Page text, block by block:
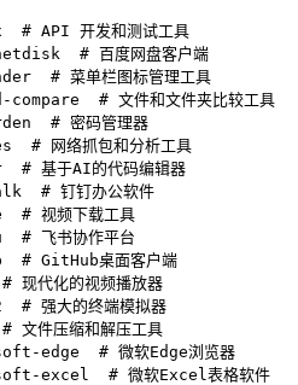
# API 开发和测试工具
# 百度网盘客户端
# 菜单栏图标管理工具
compare # 文件和文件夹比较工具
# 密码管理器
# 网络抓包和分析工具
# 基于AI的代码编辑器
# 钉钉办公软件
# 视频下载工具
# 飞书协作平台
# GitHub桌面客户端
# 现代化的视频播放器
# 强大的终端模拟器
# 文件压缩和解压工具
edge # 微软Edge浏览器
excel # 微软Excel表格软件